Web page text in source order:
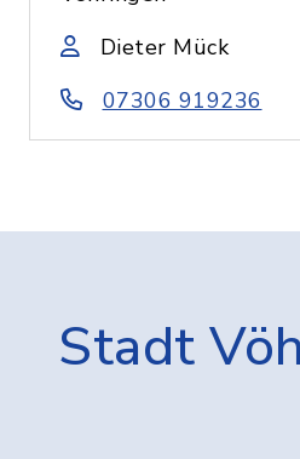
Dieter Mück
07306 919236
Stadt